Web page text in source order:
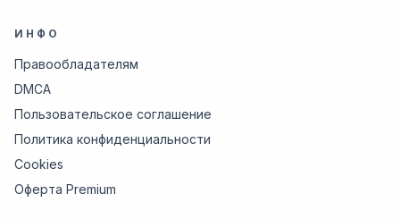
ИНФО
Правообладателям
DMCA
Пользовательское соглашение
Политика конфиденциальности
Cookies
Оферта Premium